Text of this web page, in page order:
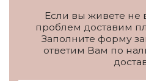
Если вы живете не
проблем доставим
Заполните форму
ответим Вам по